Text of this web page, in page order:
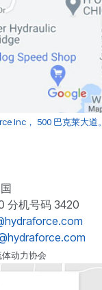
Inc， 500 巴克莱大道。
分机号码 3420
体动力协会